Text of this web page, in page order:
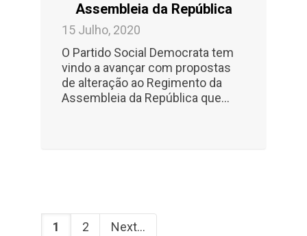
Assembleia da República
15 Julho, 2020
O Partido Social Democrata tem
vindo a avançar com propostas
de alteração ao Regimento da
Assembleia da República que...
1 2 Next